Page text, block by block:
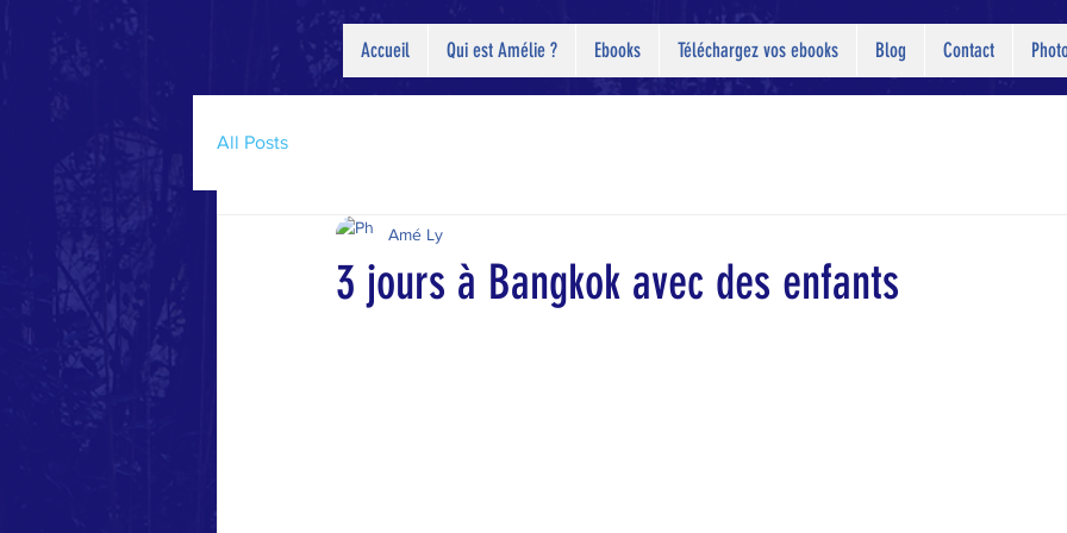
Accueil Qui est Amélie ? Ebooks Téléchargez vos ebooks Blog Contact
All Posts
3 jours à Bangkok avec des enfants
Amé Ly